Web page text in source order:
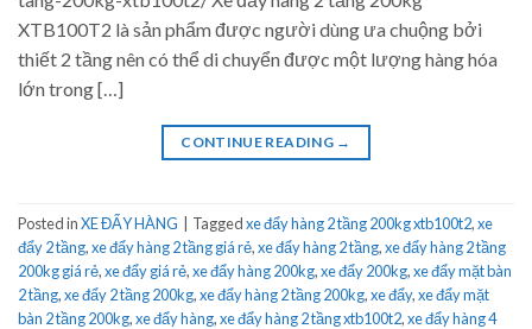
XTB100T2 là sản phẩm được người dùng ưa chuộng bởi
thiết 2 tầng nên có thể di chuyển được một lượng hàng hóa
lớn trong […]
CONTINUE READING →
Posted inXE ĐẨY HÀNG Taggedxe đẩy hàng 2 tầng 200kg xtb100t2,xe
đẩy 2 tầng,xe đẩy hàng 2 tầng giá rẻ,xe đẩy hàng 2 tầng,xe đẩy hàng 2 tầng
200kg giá rẻ,xe đẩy giá rẻ,xe đẩy hàng 200kg,xe đẩy 200kg,xe đẩy mặt bàn
2 tầng,xe đẩy 2 tầng 200kg,xe đẩy hàng 2 tầng 200kg,xe đẩy,xe đẩy mặt
bàn 2 tầng 200kg,xe đẩy hàng,xe đẩy hàng 2 tầng xtb100t2,xe đẩy hàng 4